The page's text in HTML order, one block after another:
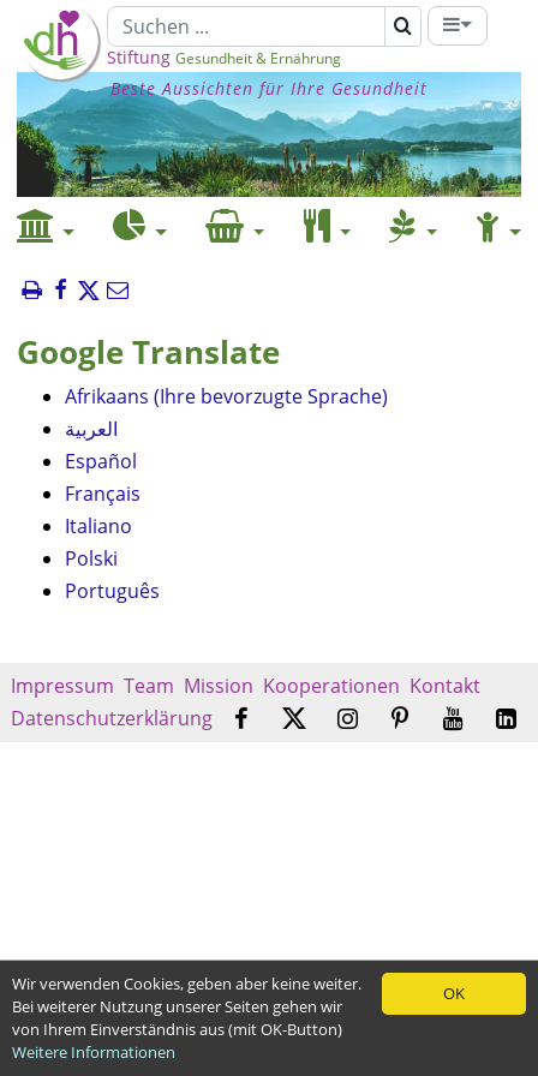
Stiftung Gesundheit & Ernährung
Beste Aussichten für Ihre Gesundheit
Google Translate
Afrikaans (Ihre bevorzugte Sprache)
العربية
Español
Français
Italiano
Polski
Português
Impressum Team Mission Kooperationen Kontakt
Datenschutzerklärung
OK
Wir verwenden Cookies, geben aber keine weiter.
Bei weiterer Nutzung unserer Seiten gehen wir
von Ihrem Einverständnis aus (mit OK-Button)
Weitere Informationen